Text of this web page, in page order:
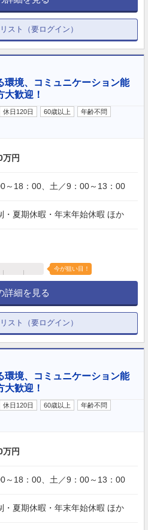
スト（要ログイン）
環境、コミュニケーション能
歓迎！
休日120日 60歳以上
年齢不問
万円
～18：00、土／9：00～13：00
・夏期休暇・年末年始休暇 ほか
今が狙い目！
詳細を見る
スト（要ログイン）
環境、コミュニケーション能
歓迎！
休日120日 60歳以上
年齢不問
万円
～18：00、土／9：00～13：00
・夏期休暇・年末年始休暇 ほか